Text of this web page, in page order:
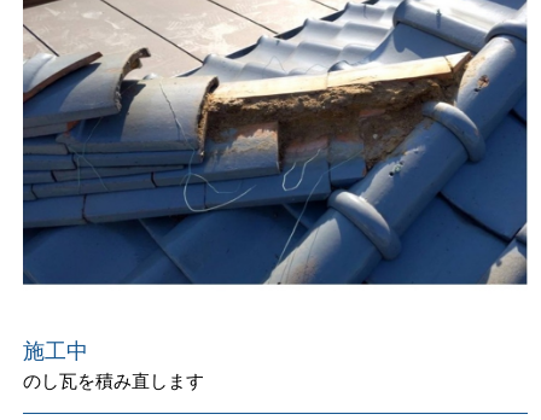
施工中
のし瓦を積み直します